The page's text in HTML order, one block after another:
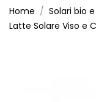
Home Solari bio
Latte Solare Viso e